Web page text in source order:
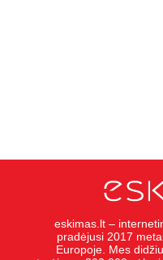
eskimas.lt –
pradėjusi 2017
Europoje. Mes